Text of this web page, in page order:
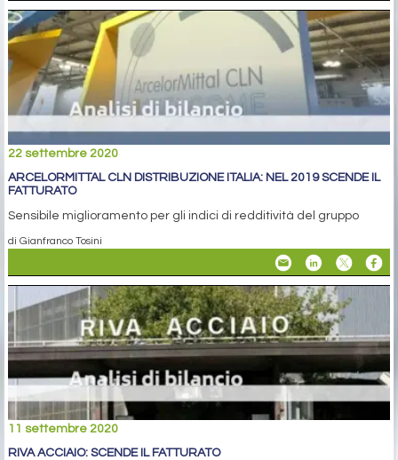
22 settembre 2020
ARCELORMITTAL CLN DISTRIBUZIONE ITALIA: NEL 2019 SCENDE IL
FATTURATO
Sensibile miglioramento per gli indici di redditività del gruppo
di Gianfranco Tosini
11 settembre 2020
RIVA ACCIAIO: SCENDE IL FATTURATO